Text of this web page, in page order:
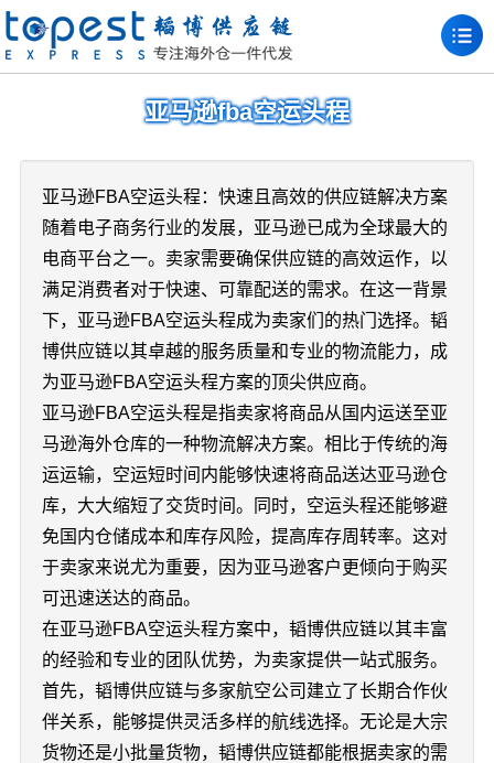
亚马逊fba空运头程
亚马逊FBA空运头程：快速且高效的供应链解决方案
随着电子商务行业的发展，亚马逊已成为全球最大的
电商平台之一。卖家需要确保供应链的高效运作，以
满足消费者对于快速、可靠配送的需求。在这一背景
下，亚马逊FBA空运头程成为卖家们的热门选择。韬
博供应链以其卓越的服务质量和专业的物流能力，成
为亚马逊FBA空运头程方案的顶尖供应商。
亚马逊FBA空运头程是指卖家将商品从国内运送至亚
马逊海外仓库的一种物流解决方案。相比于传统的海
运运输，空运短时间内能够快速将商品送达亚马逊仓
库，大大缩短了交货时间。同时，空运头程还能够避
免国内仓储成本和库存风险，提高库存周转率。这对
于卖家来说尤为重要，因为亚马逊客户更倾向于购买
可迅速送达的商品。
在亚马逊FBA空运头程方案中，韬博供应链以其丰富
的经验和专业的团队优势，为卖家提供一站式服务。
首先，韬博供应链与多家航空公司建立了长期合作伙
伴关系，能够提供灵活多样的航线选择。无论是大宗
货物还是小批量货物，韬博供应链都能根据卖家的需